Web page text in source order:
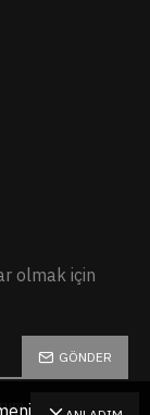
olmak için
GÖNDER
Için,